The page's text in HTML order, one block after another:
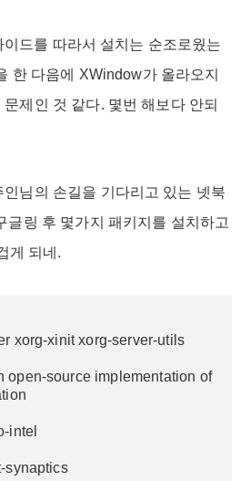
드를 따라서 설치는 순조로웠는
한 다음에 XWindow가 올라오지
제인 것 같다. 몇번 해보다 안되
님의 손길을 기다리고 있는 넷북
글링 후 몇가지 패키지를 설치하고
게 되네.
xorg-xinit xorg-server-utils
open-source implementation of
intel
synaptics